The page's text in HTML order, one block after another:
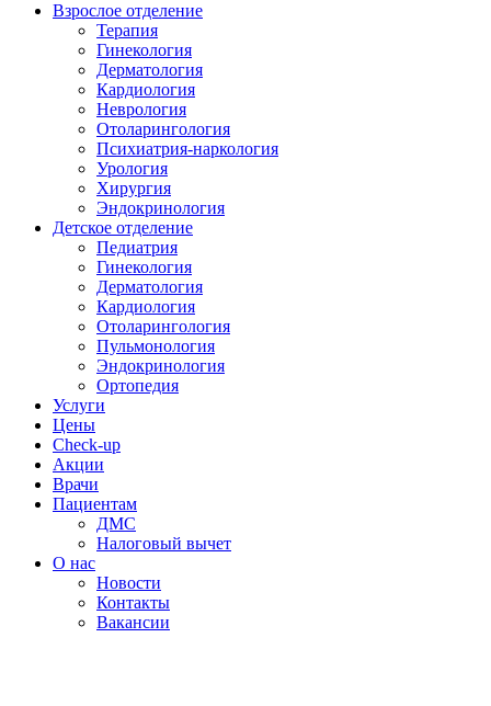
Взрослое отделение
Терапия
Гинекология
Дерматология
Кардиология
Неврология
Отоларингология
Психиатрия-наркология
Урология
Хирургия
Эндокринология
Детское отделение
Педиатрия
Гинекология
Дерматология
Кардиология
Отоларингология
Пульмонология
Эндокринология
Ортопедия
Услуги
Цены
Check-up
Акции
Врачи
Пациентам
ДМС
Налоговый вычет
О нас
Новости
Контакты
Вакансии